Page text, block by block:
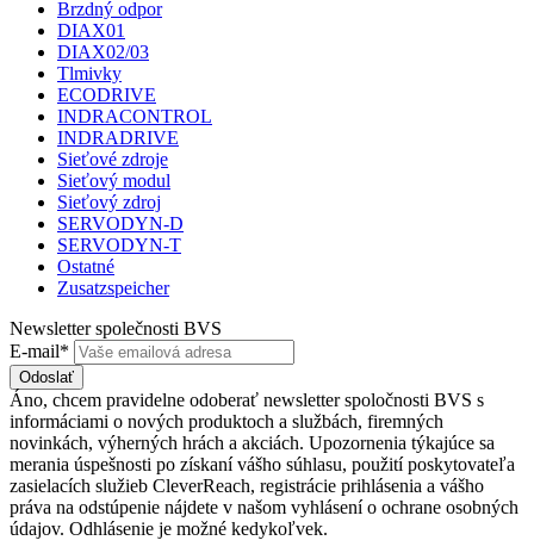
Brzdný odpor
DIAX01
DIAX02/03
Tlmivky
ECODRIVE
INDRACONTROL
INDRADRIVE
Sieťové zdroje
Sieťový modul
Sieťový zdroj
SERVODYN-D
SERVODYN-T
Ostatné
Zusatzspeicher
Newsletter společnosti BVS
E-mail*
Odoslať
Áno, chcem pravidelne odoberať newsletter spoločnosti BVS s
informáciami o nových produktoch a službách, firemných
novinkách, výherných hrách a akciách. Upozornenia týkajúce sa
merania úspešnosti po získaní vášho súhlasu, použití poskytovateľa
zasielacích služieb CleverReach, registrácie prihlásenia a vášho
práva na odstúpenie nájdete v našom vyhlásení o ochrane osobných
údajov. Odhlásenie je možné kedykoľvek.